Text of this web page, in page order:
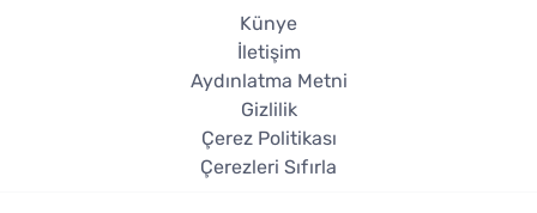
Künye
İletişim
Aydınlatma Metni
Gizlilik
Çerez Politikası
Çerezleri Sıfırla